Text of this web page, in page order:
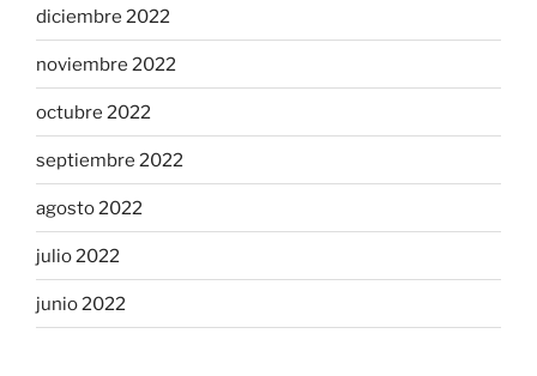
diciembre 2022
noviembre 2022
octubre 2022
septiembre 2022
agosto 2022
julio 2022
junio 2022